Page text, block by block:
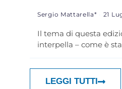
Sergio Mattarella* 21
Il tema di questa
interpella – come è
LEGGI TUTTI